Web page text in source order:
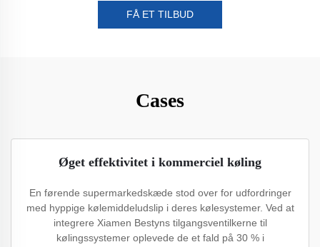
FÅ ET TILBUD
Cases
Øget effektivitet i kommerciel køling
En førende supermarkedskæde stod over for udfordringer
med hyppige kølemiddeludslip i deres kølesystemer. Ved at
integrere Xiamen Bestyns tilgangsventilkerne til
kølingssystemer oplevede de et fald på 30 % i